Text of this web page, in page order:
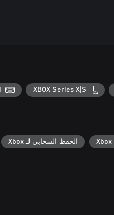
XBOX Series X|S
الحفظ السحابي لـ Xbox